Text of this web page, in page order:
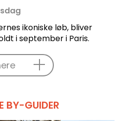
ikoniske løb, bliver
i september i Paris.
BY-GUIDER